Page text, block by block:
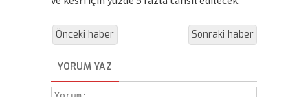
Önceki haber Sonraki haber
YORUM YAZ